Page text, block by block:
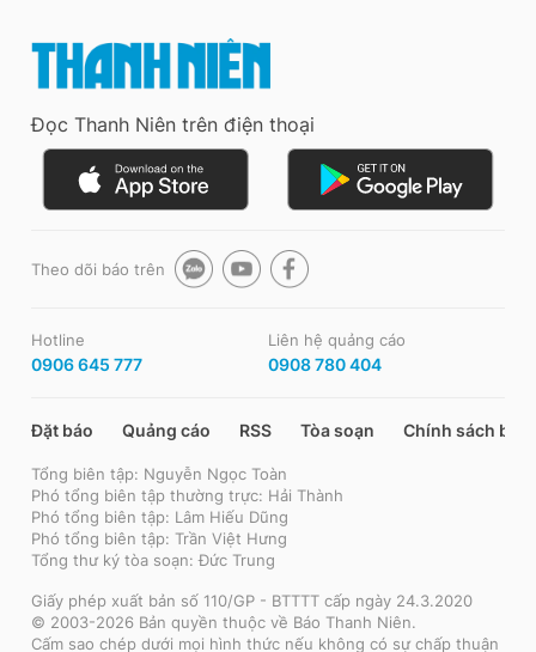
Đọc Thanh Niên trên điện thoại
Theo dõi báo trên
Hotline
0906 645 777
Liên hệ quảng cáo
0908 780 404
Đặt báo Quảng cáo RSS Tòa soạn Chính sách bảo
Tổng biên tập: Nguyễn Ngọc Toàn
Phó tổng biên tập thường trực: Hải Thành
Phó tổng biên tập: Lâm Hiếu Dũng
Phó tổng biên tập: Trần Việt Hưng
Tổng thư ký tòa soạn: Đức Trung
Giấy phép xuất bản số 110/GP - BTTTT cấp ngày 24.3.2020
© 2003-2026 Bản quyền thuộc về Báo Thanh Niên.
Cấm sao chép dưới mọi hình thức nếu không có sự chấp thuận